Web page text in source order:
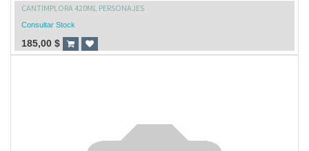
CANTIMPLORA 420ML PERSONAJES
Consultar Stock
185,00 $